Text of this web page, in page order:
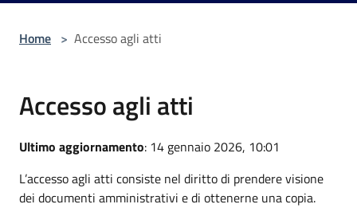
Home > Accesso agli atti
Accesso agli atti
Ultimo aggiornamento: 14 gennaio 2026, 10:01
L’accesso agli atti consiste nel diritto di prendere visione
dei documenti amministrativi e di ottenerne una copia.